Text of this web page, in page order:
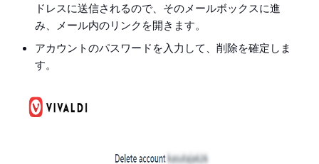
ドレスに送信されるので、そのメールボックスに進
み、メール内のリンクを開きます。
アカウントのパスワードを入力して、削除を確定しま
す。